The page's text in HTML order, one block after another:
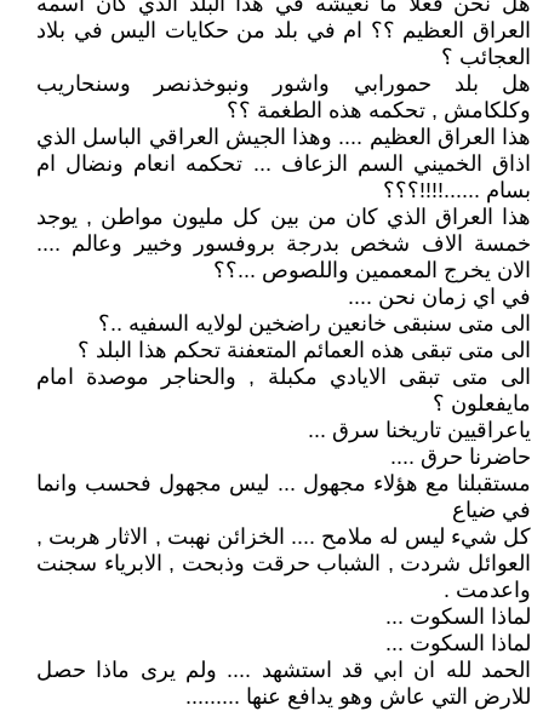
العراق العظيم ؟؟ ام في بلد من حكايات اليس في بلاد
العجائب ؟
هل بلد حمورابي واشور ونبوخذنصر وسنحاريب
وكلكامش , تحكمه هذه الطغمة ؟؟
هذا العراق العظيم .... وهذا الجيش العراقي الباسل الذي
اذاق الخميني السم الزعاف ... تحكمه انعام ونضال ام
بسام ......!!!!؟؟؟
هذا العراق الذي كان من بين كل مليون مواطن , يوجد
خمسة الاف شخص بدرجة بروفسور وخبير وعالم ....
الان يخرج المعممين واللصوص ...؟؟
في اي زمان نحن ....
الى متى سنبقى خانعين راضخين لولايه السفيه ..؟
الى متى تبقى هذه العمائم المتعفنة تحكم هذا البلد ؟
الى متى تبقى الايادي مكبلة , والحناجر موصدة امام
مايفعلون ؟
ياعراقيين تاريخنا سرق ...
حاضرنا حرق ....
مستقبلنا مع هؤلاء مجهول ... ليس مجهول فحسب وانما
في ضياع
كل شيء ليس له ملامح .... الخزائن نهبت , الاثار هربت ,
العوائل شردت , الشباب حرقت وذبحت , الابرياء سجنت
واعدمت .
لماذا السكوت ...
لماذا السكوت ...
الحمد لله ان ابي قد استشهد .... ولم يرى ماذا حصل
للارض التي عاش وهو يدافع عنها .........